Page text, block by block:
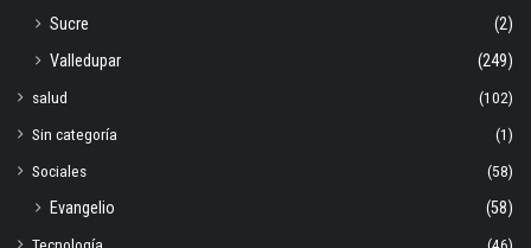
Sucre
(2)
Valledupar
(249)
salud
(102)
Sin categoría
(1)
Sociales
(58)
Evangelio
(58)